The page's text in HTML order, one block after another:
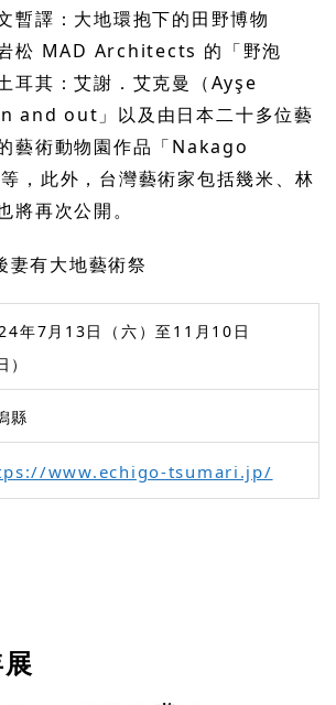
暫譯：大地環抱下的田野博物
松 MAD Architects 的「野泡
耳其：艾謝．艾克曼（Ayşe
and out」以及由日本二十多位藝
藝術動物園作品「Nakago
，此外，台灣藝術家包括幾米、林
將再次公開。
有大地藝術祭
年7月13日（六）至11月10日
）
縣
www.echigo-tsumari.jp/